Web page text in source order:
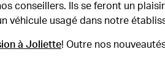
conseillers. Ils se feront un
véhicule usagé dans notre
à Joliette! Outre nos